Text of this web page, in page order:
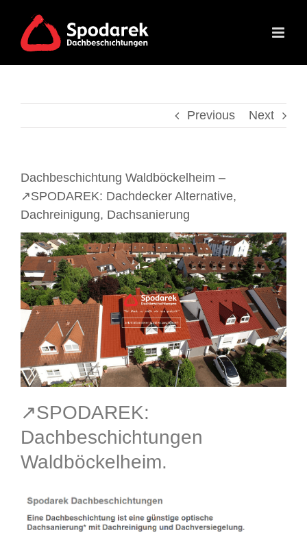
content
Previous Next
Dachbeschichtung Waldböckelheim –
↗️SPODAREK: Dachdecker Alternative,
Dachreinigung, Dachsanierung
↗️SPODAREK:
Dachbeschichtungen
Waldböckelheim.